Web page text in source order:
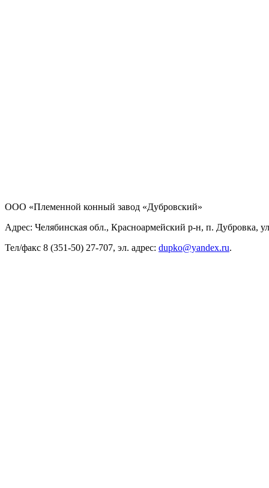
ООО «Племенной конный завод «Дубровский»
Адрес: Челябинская обл., Красноармейский р-н, п. Дубровка,
Тел/факс 8 (351-50) 27-707, эл. адрес: dupko@yandex.ru.